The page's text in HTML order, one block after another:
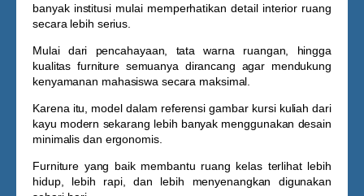
banyak institusi mulai memperhatikan detail interior ruang
secara lebih serius.
Mulai dari pencahayaan, tata warna ruangan, hingga
kualitas furniture semuanya dirancang agar mendukung
kenyamanan mahasiswa secara maksimal.
Karena itu, model dalam referensigambar kursi kuliah dari
kayu modern sekarang lebih banyak menggunakan desain
minimalis dan ergonomis.
Furniture yang baik membantu ruang kelas terlihat lebih
hidup, lebih rapi, dan lebih menyenangkan digunakan